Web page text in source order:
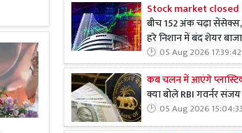
Stock market closed
बीच 152 अंक चढ़ा
हरे निशान में बंद शेयर
05 Aug 2026 17:39:42
कब चलन में आएंगे
क्या बोले RBI गवर्नर संजय
05 Aug 2026 15:04:33